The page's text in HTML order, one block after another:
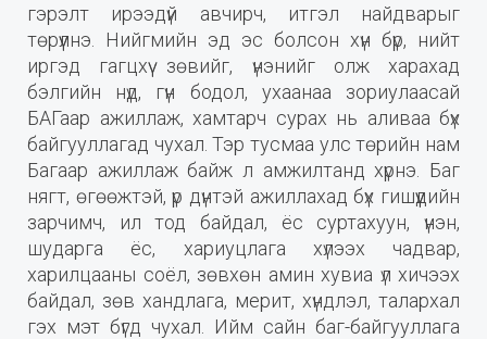
гэрэлт ирээдүй авчирч, итгэл найдварыг
төрүүлнэ. Нийгмийн эд эс болсон хүн бүр, нийт
иргэд гагцхүү зөвийг, үнэнийг олж харахад
бэлгийн нүд, гүн бодол, ухаанаа зориулаасай
БАГаар ажиллаж, хамтарч сурах нь аливаа бүх
байгууллагад чухал. Тэр тусмаа улс төрийн нам
Багаар ажиллаж байж л амжилтанд хүрнэ. Баг
нягт, өгөөжтэй, үр дүнтэй ажиллахад бүх гишүүдийн
зарчимч, ил тод байдал, ёс суртахуун, үнэн,
шударга ёс, хариуцлага хүлээх чадвар,
харилцааны соёл, зөвхөн амин хувиа үл хичээх
байдал, зөв хандлага, мерит, хүндлэл, талархал
гэх мэт бүгд чухал. Ийм сайн баг-байгууллага